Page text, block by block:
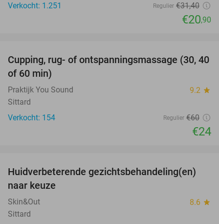
Verkocht: 1.251
Regulier €31,40
€20,90
60%
Cupping, rug- of ontspanningsmassage (30, 40
of 60 min)
Praktijk You Sound 9.2 star
Sittard
Verkocht: 154
Regulier €60
€24
50%
Huidverbeterende gezichtsbehandeling(en)
naar keuze
Skin&Out 8.6 star
Sittard